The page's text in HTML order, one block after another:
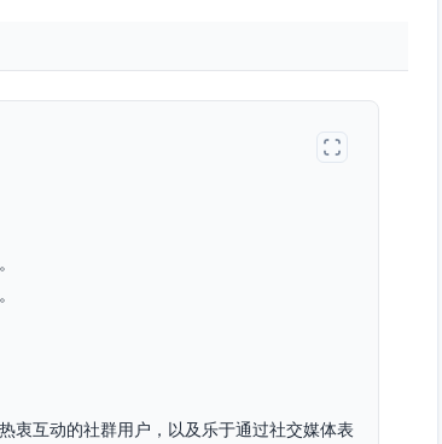
衷互动的社群用户，以及乐于通过社交媒体表